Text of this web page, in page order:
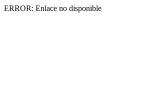
ERROR: Enlace no disponible